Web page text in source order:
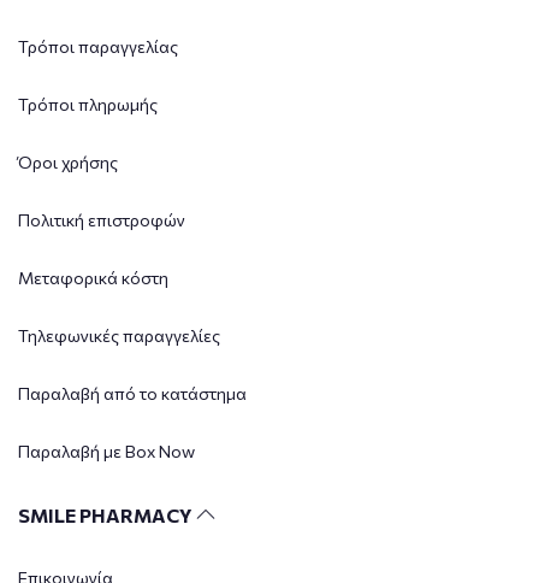
Τρόποι παραγγελίας
Τρόποι πληρωμής
Όροι χρήσης
Πολιτική επιστροφών
Μεταφορικά κόστη
Τηλεφωνικές παραγγελίες
Παραλαβή από το κατάστημα
Παραλαβή με Box Now
SMILE PHARMACY
Επικοινωνία